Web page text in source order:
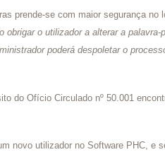
prende-se com maior segurança
obrigar o utilizador a alterar a
poderá despoletar o
do Ofício Circulado nº 50.001
novo utilizador no Software PHC, e